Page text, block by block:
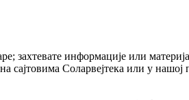
информације или
сајтовима Соларвејтека или у нашој